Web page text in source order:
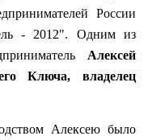
России
- 2012". Одним из
Алексей
Ключа, владелец
Алексею было